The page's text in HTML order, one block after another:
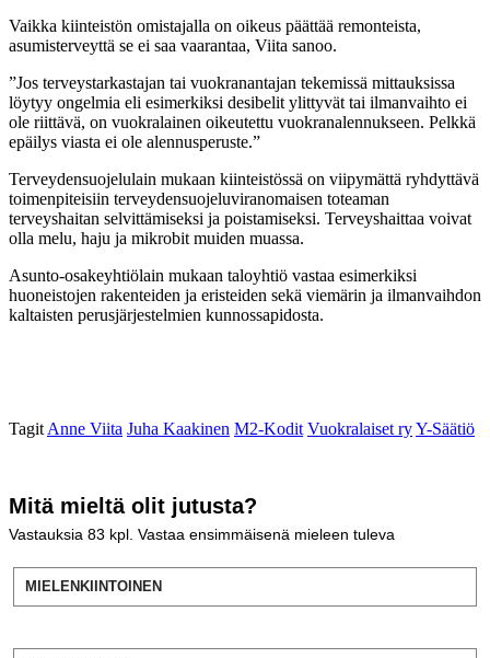
Vaikka kiinteistön omistajalla on oikeus päättää remonteista,
asumisterveyttä se ei saa vaarantaa, Viita sanoo.
”Jos terveystarkastajan tai vuokranantajan tekemissä mittauksissa
löytyy ongelmia eli esimerkiksi desibelit ylittyvät tai ilmanvaihto ei
ole riittävä, on vuokralainen oikeutettu vuokranalennukseen. Pelkkä
epäilys viasta ei ole alennusperuste.”
Terveydensuojelulain mukaan kiinteistössä on viipymättä ryhdyttävä
toimenpiteisiin terveydensuojeluviranomaisen toteaman
terveyshaitan selvittämiseksi ja poistamiseksi. Terveyshaittaa voivat
olla melu, haju ja mikrobit muiden muassa.
Asunto-osakeyhtiölain mukaan taloyhtiö vastaa esimerkiksi
huoneistojen rakenteiden ja eristeiden sekä viemärin ja ilmanvaihdon
kaltaisten perusjärjestelmien kunnossapidosta.
Tagit Anne Viita Juha Kaakinen M2-Kodit Vuokralaiset ryY-Säätiö
Mitä mieltä olit jutusta?
Vastauksia 83 kpl. Vastaa ensimmäisenä mieleen tuleva
MIELENKIINTOINEN